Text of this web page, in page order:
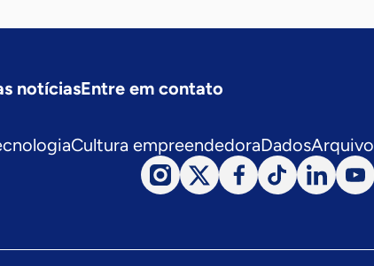
notíciasEntre em contato
Cultura empreendedoraDadosArquivo